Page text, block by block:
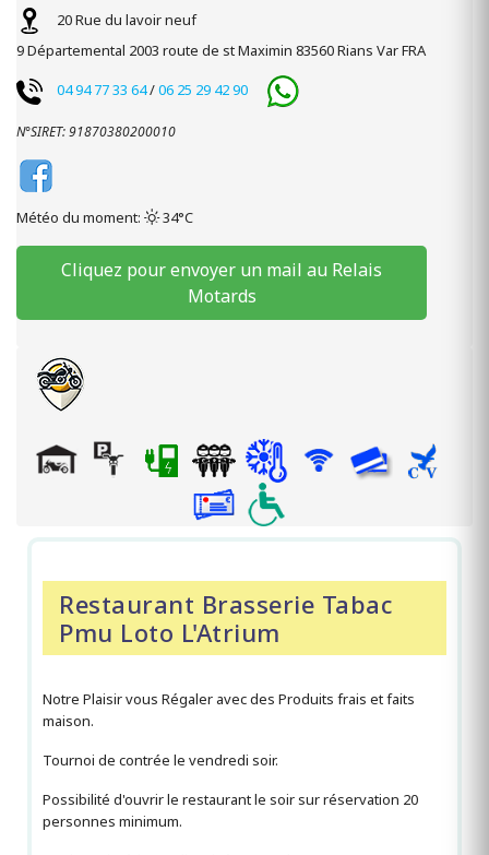
20 Rue du lavoir neuf
9 Départemental 2003 route de st Maximin 83560Rians VarFRA
04 94 77 33 64/06 25 29 42 90
N°SIRET: 91870380200010
Météo du moment: 34°C
Cliquez pour envoyer un mail au Relais
Motards
Restaurant Brasserie Tabac
Pmu Loto L'Atrium
Notre Plaisir vous Régaler avec des Produits frais et faits
maison.
Tournoi de contrée le vendredi soir.
Possibilité d'ouvrir le restaurant le soir sur réservation 20
personnes minimum.